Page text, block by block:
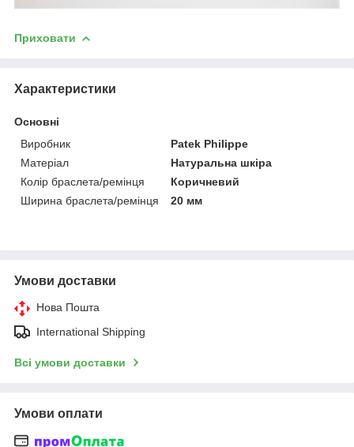
Приховати
Характеристики
Основні
Виробник
Patek Philippe
Матеріал
Натуральна шкіра
Колір браслета/ремінця
Коричневий
Ширина браслета/ремінця
20 мм
Умови доставки
Нова Пошта
International Shipping
Всі умови доставки
Умови оплати